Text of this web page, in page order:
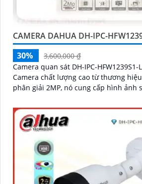
CAMERA DAHUA DH-IPC-
30%
3,600,000 ₫
Camera quan sát DH-IPC-HFW1239S1-
Camera chất lượng cao từ thương hiệu
phân giải 2MP, nó cung cấp hình ảnh